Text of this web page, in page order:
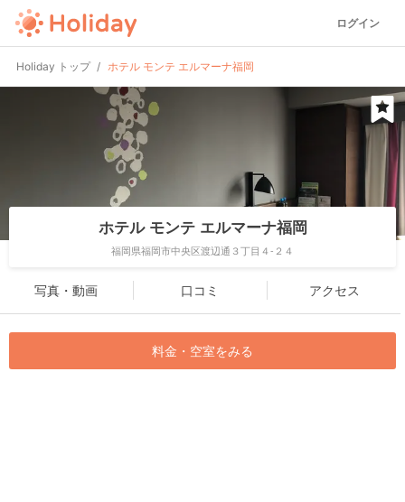
ログイン
Holiday トップ ホテル モンテ エルマーナ福岡
ホテル モンテ エルマーナ福岡
福岡県福岡市中央区渡辺通３丁目４-２４
写真・動画 口コミ アクセス
料金・空室をみる